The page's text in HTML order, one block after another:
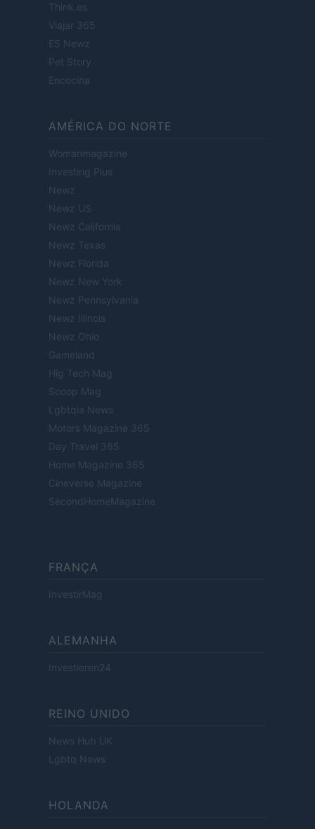
Think.es
Viajar 365
ES Newz
Pet Story
Encocina
AMÉRICA DO NORTE
Womanmagazine
Investing Plus
Newz
Newz US
Newz California
Newz Texas
Newz Florida
Newz New York
Newz Pennsylvania
Newz Illinois
Newz Ohio
Gameland
Hig Tech Mag
Scoop Mag
Lgbtqia News
Motors Magazine 365
Day Travel 365
Home Magazine 365
Cineverse Magazine
SecondHomeMagazine
FRANÇA
InvestirMag
ALEMANHA
Investieren24
REINO UNIDO
News Hub UK
Lgbtq News
HOLANDA